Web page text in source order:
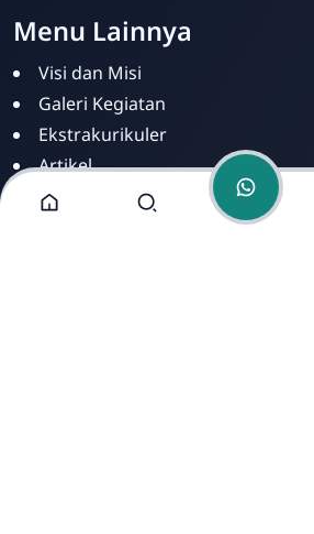
Menu Lainnya
Visi dan Misi
Galeri Kegiatan
Ekstrakurikuler
Artikel
Berita